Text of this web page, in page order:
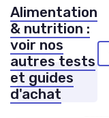
Alimentation
& nutrition :
voir nos
autres tests
et guides
d'achat